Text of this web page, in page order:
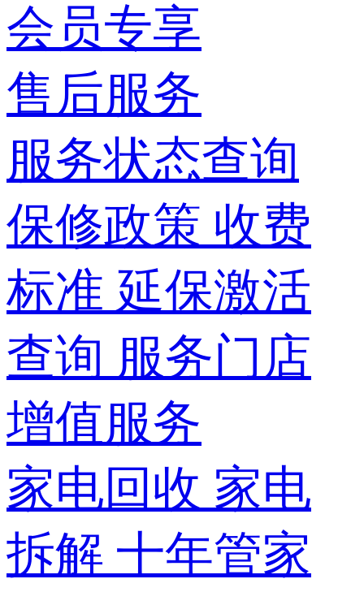
会员专享
售后服务
服务状态查询
保修政策 收费
标准 延保激活
查询 服务门店
增值服务
家电回收 家电
拆解 十年管家